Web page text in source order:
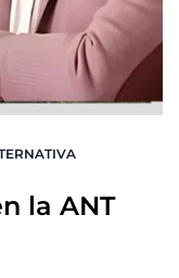
la ANT